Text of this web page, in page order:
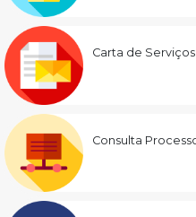
Carta de
Consulta